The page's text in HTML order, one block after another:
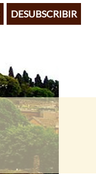
DESUBSCRIBIR